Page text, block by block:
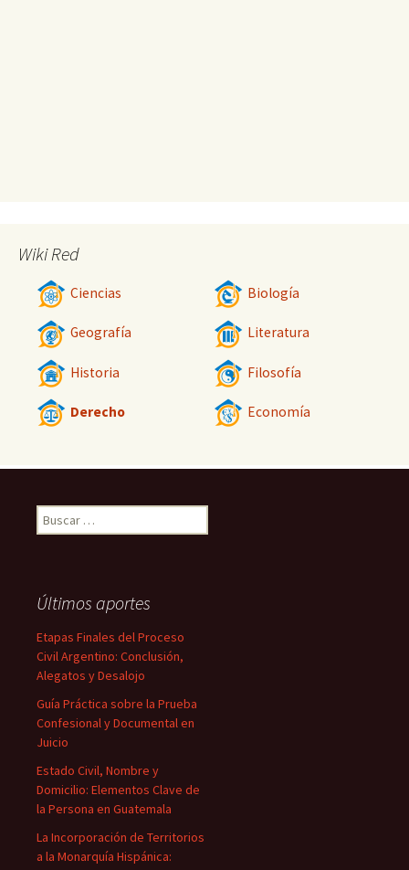
Wiki Red
Ciencias Biología
Geografía Literatura
Historia Filosofía
Derecho Economía
Buscar:
Últimos aportes
Etapas Finales del Proceso
Civil Argentino: Conclusión,
Alegatos y Desalojo
Guía Práctica sobre la Prueba
Confesional y Documental en
Juicio
Estado Civil, Nombre y
Domicilio: Elementos Clave de
la Persona en Guatemala
La Incorporación de Territorios
a la Monarquía Hispánica: